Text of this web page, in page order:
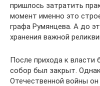
пришлось затратить
момент именно это
графа Румянцева. А до
хранения важной
После прихода к власти
собор был закрыт.
Отечественной войны